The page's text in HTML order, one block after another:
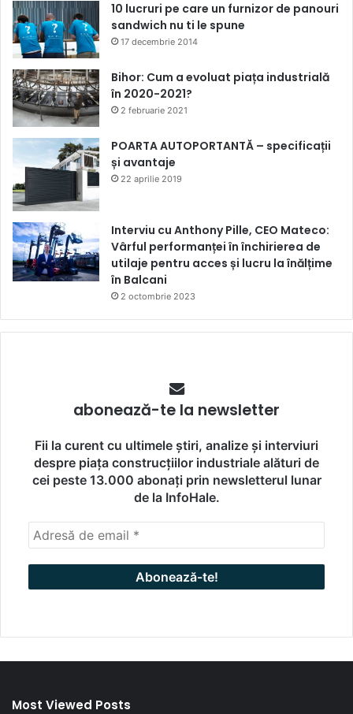
10 lucruri pe care un furnizor de panouri
sandwich nu ti le spune
17 decembrie 2014
Bihor: Cum a evoluat piața industrială
în 2020-2021?
2 februarie 2021
POARTA AUTOPORTANTĂ – specificații
și avantaje
22 aprilie 2019
Interviu cu Anthony Pille, CEO Mateco:
Vârful performanței în închirierea de
utilaje pentru acces și lucru la înălțime
în Balcani
2 octombrie 2023
abonează-te la newsletter
Fii la curent cu ultimele știri, analize și interviuri
despre piața construcțiilor industriale alături de
cei peste 13.000 abonați prin newsletterul lunar
de la InfoHale.
Most Viewed Posts